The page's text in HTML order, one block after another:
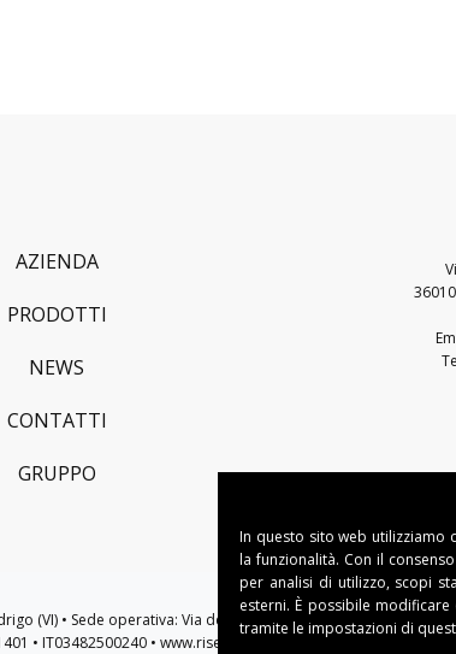
AZIENDA
PRODOTTI
NEWS
CONTATTI
GRUPPO
(VI) • Sede operativa: Via della Tecnica, 10 - 36010 Velo d'Astico
• IT03482500240 • www.riseweb.it •
sales@riseweb.it
In questo sito web utilizziamo
la funzionalità. Con il
per analisi di utilizzo, scopi
esterni. È possibile
tramite le impostazioni di